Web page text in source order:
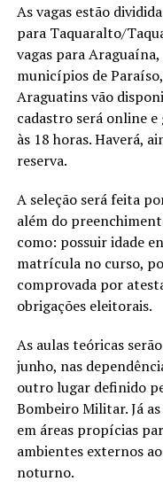
As vagas estão
para Taquaralto/
vagas para
municípios de
Araguatins vão
cadastro será online
às 18 horas. Haverá,
reserva.
A seleção será feita
além do
como: possuir idade
matrícula no curso,
comprovada por
obrigações eleitorais.
As aulas teóricas
junho, nas
outro lugar definido
Bombeiro Militar. Já
em áreas propícias
ambientes externos
noturno.